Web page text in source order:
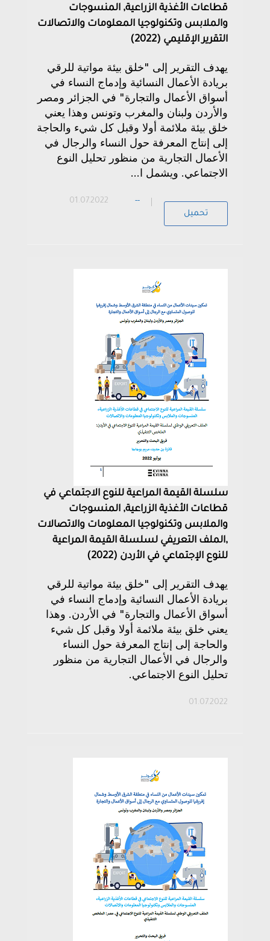
قطاعات الأغذية الزراعية, المنسوجات
والملابس وتكنولوجيا المعلومات والاتصالات
التقرير الإقليمي (2022)
يهدف التقرير إلى "خلق بيئة مواتية للرقي
بريادة الأعمال النسائية وإدماج النساء في
أسواق الأعمال والتجارة" في الجزائر ومصر
والأردن ولبنان والمغرب وتونس وهذا يعني
خلق بيئة ملائمة أولا وقبل كل شيء والحاجة
إلى إنتاج المعرفة حول النساء والرجال في
الأعمال التجارية من منظور تحليل النوع
الاجتماعي. ويشمل ا...
--
01.07.2022
تحميل
سلسلة القيمة المراعية للنوع الاجتماعي في
قطاعات الأغذية الزراعية, المنسوجات
والملابس وتكنولوجيا المعلومات والاتصالات
,الملف التعريفي لسلسلة القيمة المراعية
للنوع الإجتماعي في الأردن (2022)
يهدف التقرير إلى "خلق بيئة مواتية للرقي
بريادة الأعمال النسائية وإدماج النساء في
أسواق الأعمال والتجارة" في الأردن. وهذا
يعني خلق بيئة ملائمة أولا وقبل كل شيء
والحاجة إلى إنتاج المعرفة حول النساء
والرجال في الأعمال التجارية من منظور
تحليل النوع الاجتماعي.
01.07.2022